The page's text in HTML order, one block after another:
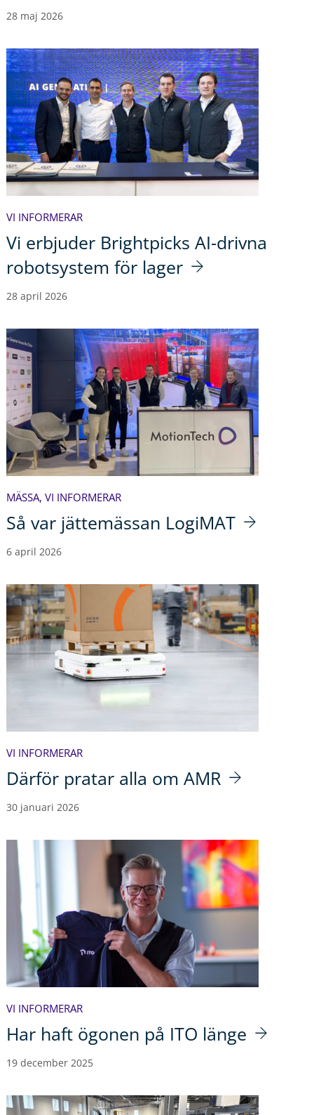
28 maj 2026
VI INFORMERAR
Vi erbjuder Brightpicks AI-drivna
robotsystem för lager
28 april 2026
MÄSSA, VI INFORMERAR
Så var jättemässan LogiMAT
6 april 2026
VI INFORMERAR
Därför pratar alla om AMR
30 januari 2026
VI INFORMERAR
Har haft ögonen på ITO länge
19 december 2025